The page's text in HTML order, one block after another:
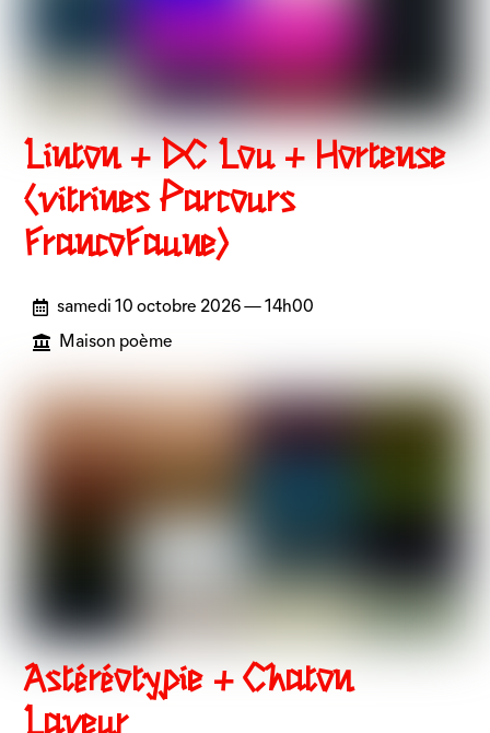
Linton + DC Lou + Hortense
(vitrines Parcours
FrancoFaune)
samedi 10 octobre 2026 — 14h00
Maison poème
Astéréotypie + Chaton